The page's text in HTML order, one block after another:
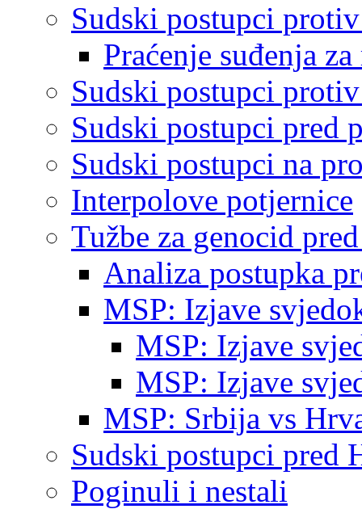
Sudski postupci
Praćenje suđenja
Sudski postupci
Sudski postupci pred
Sudski postupci na
Interpolove potjernice
Tužbe za genocid
Analiza postupka
MSP: Izjave
MSP: Izjave
MSP: Izjave
MSP: Srbija vs
Sudski postupci pred
Poginuli i nestali